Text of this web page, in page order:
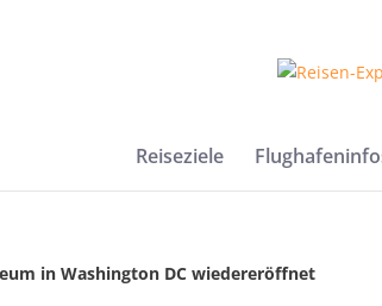
Reiseziele
in Washington DC wiedereröffnet